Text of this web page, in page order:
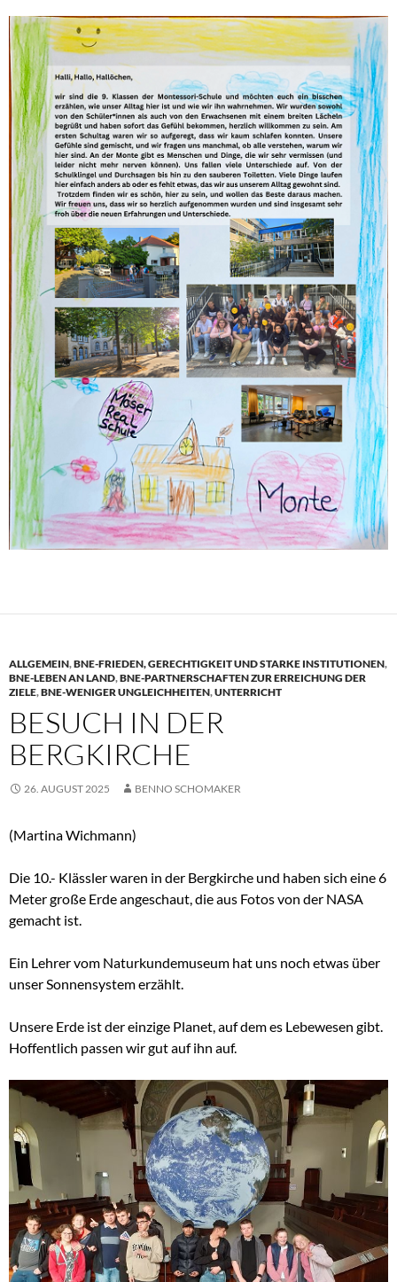
ALLGEMEIN,BNE-FRIEDEN, GERECHTIGKEIT UND STARKE INSTITUTIONEN,
BNE-LEBEN AN LAND,BNE-PARTNERSCHAFTEN ZUR ERREICHUNG DER
ZIELE,BNE-WENIGER UNGLEICHHEITEN,UNTERRICHT
BESUCH IN DER
BERGKIRCHE
26. AUGUST 2025 BENNO SCHOMAKER
(Martina Wichmann)
Die 10.- Klässler waren in der Bergkirche und haben sich eine 6
Meter große Erde angeschaut, die aus Fotos von der NASA
gemacht ist.
Ein Lehrer vom Naturkundemuseum hat uns noch etwas über
unser Sonnensystem erzählt.
Unsere Erde ist der einzige Planet, auf dem es Lebewesen gibt.
Hoffentlich passen wir gut auf ihn auf.